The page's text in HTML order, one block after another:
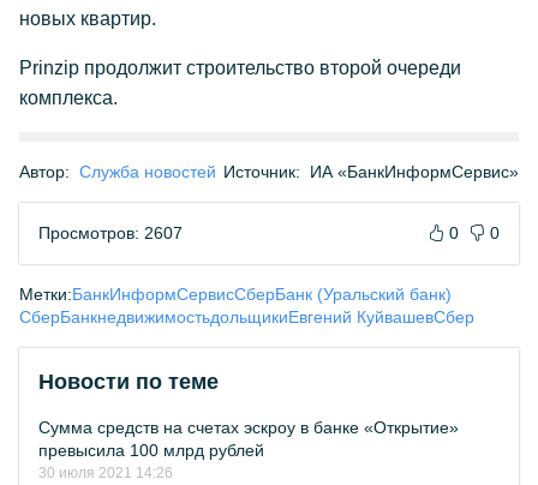
новых квартир.
Prinzip продолжит строительство второй очереди
комплекса.
Автор: Служба новостей Источник: ИА «БанкИнформСервис»
Просмотров: 2607 0 0
Метки:БанкИнформСервисСберБанк (Уральский банк)
СберБанкнедвижимостьдольщикиЕвгений КуйвашевСбер
Новости по теме
Сумма средств на счетах эскроу в банке «Открытие»
превысила 100 млрд рублей
30 июля 2021 14:26